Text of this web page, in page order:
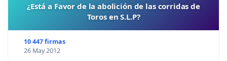
¿Está a Favor de la abolición de las corridas de
Toros en S.L.P?
10 447 firmas
26 May 2012